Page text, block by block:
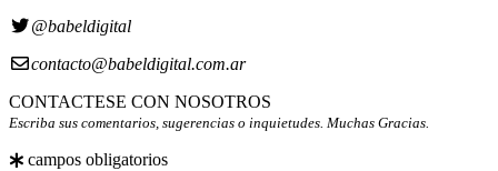
@babeldigital
contacto@babeldigital.com.ar
CONTACTESE CON NOSOTROS
Escriba sus comentarios, sugerencias o inquietudes. Muchas Gracias.
campos obligatorios